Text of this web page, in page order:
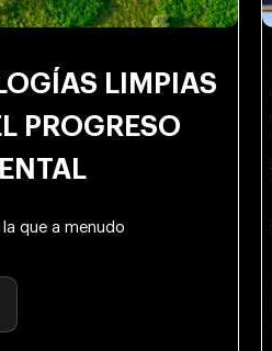
LIMPIAS
PROGRESO
que a menudo